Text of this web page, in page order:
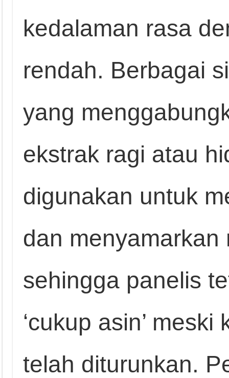
kedalaman rasa
rendah. Berbagai
yang
ekstrak ragi atau
digunakan untuk
dan
sehingga panelis
‘cukup asin’
telah diturunkan.